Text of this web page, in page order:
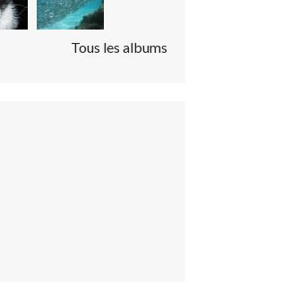
Tous les albums